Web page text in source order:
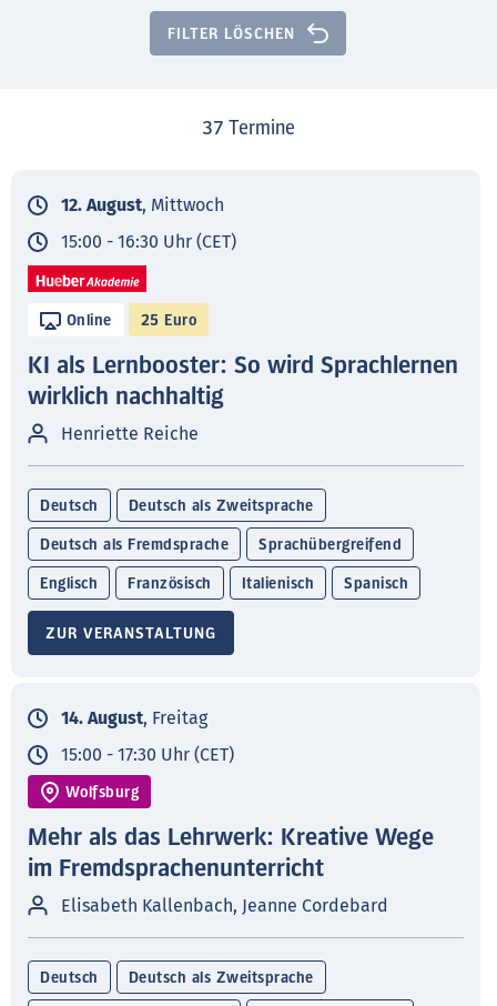
FILTER LÖSCHEN
37 Termine
12. August, Mittwoch
15:00 - 16:30 Uhr (CET)
Online 25 Euro
KI als Lernbooster: So wird Sprachlernen
wirklich nachhaltig
Henriette Reiche
Deutsch Deutsch als Zweitsprache
Deutsch als Fremdsprache Sprachübergreifend
Englisch Französisch Italienisch Spanisch
ZUR VERANSTALTUNG
14. August, Freitag
15:00 - 17:30 Uhr (CET)
Wolfsburg
Mehr als das Lehrwerk: Kreative Wege
im Fremdsprachenunterricht
Elisabeth Kallenbach, Jeanne Cordebard
Deutsch Deutsch als Zweitsprache